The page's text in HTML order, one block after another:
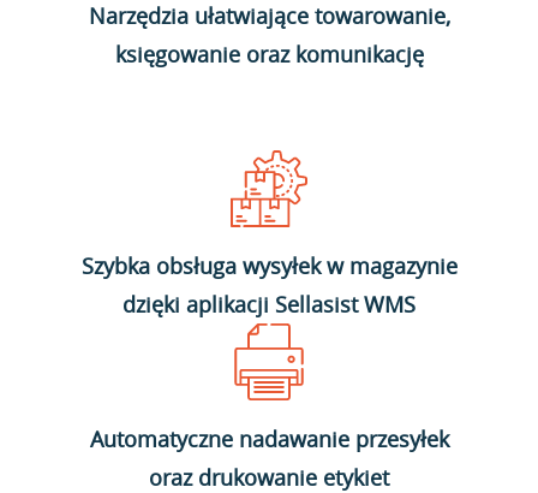
Narzędzia ułatwiające towarowanie,
księgowanie oraz komunikację
Szybka obsługa wysyłek w magazynie
dzięki aplikacji Sellasist WMS
Automatyczne nadawanie przesyłek
oraz drukowanie etykiet